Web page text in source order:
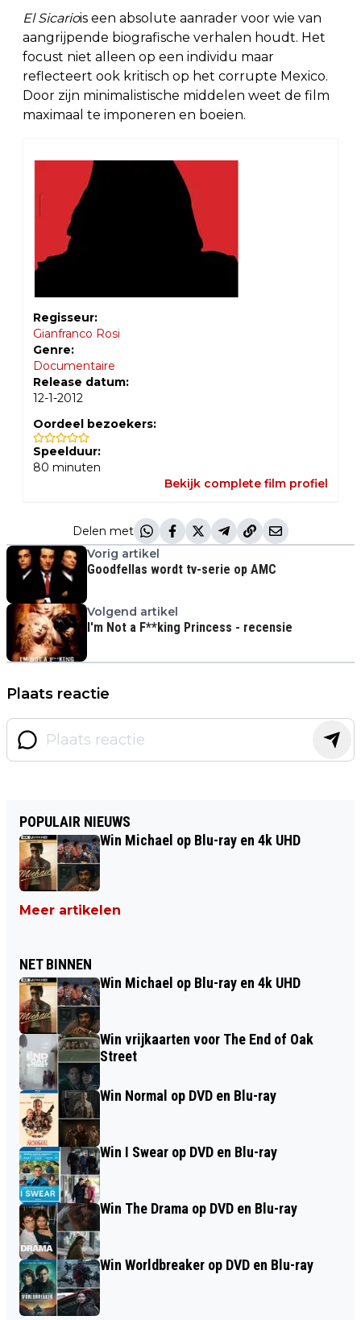
El Sicariois een absolute aanrader voor wie van
aangrijpende biografische verhalen houdt. Het
focust niet alleen op een individu maar
reflecteert ook kritisch op het corrupte Mexico.
Door zijn minimalistische middelen weet de film
maximaal te imponeren en boeien.
Regisseur:
Gianfranco Rosi
Genre:
Documentaire
Release datum:
12-1-2012
Oordeel bezoekers:
Speelduur:
80 minuten
Bekijk complete film profiel
Delen met
Vorig artikel
Goodfellas wordt tv-serie op AMC
Volgend artikel
I'm Not a F**king Princess - recensie
Plaats reactie
POPULAIR NIEUWS
Win Michael op Blu-ray en 4k UHD
Meer artikelen
NET BINNEN
Win Michael op Blu-ray en 4k UHD
Win vrijkaarten voor The End of Oak
Street
Win Normal op DVD en Blu-ray
Win I Swear op DVD en Blu-ray
Win The Drama op DVD en Blu-ray
Win Worldbreaker op DVD en Blu-ray